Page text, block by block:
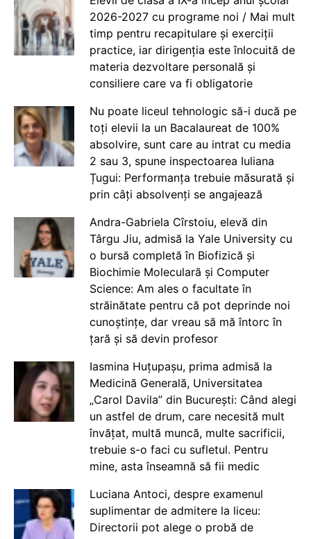
2026-2027 cu programe noi / Mai mult
timp pentru recapitulare și exerciții
practice, iar dirigenția este înlocuită de
materia dezvoltare personală și
consiliere care va fi obligatorie
Nu poate liceul tehnologic să-i ducă pe
toți elevii la un Bacalaureat de 100%
absolvire, sunt care au intrat cu media
2 sau 3, spune inspectoarea Iuliana
Țugui: Performanța trebuie măsurată și
prin câți absolvenți se angajează
Andra-Gabriela Cîrstoiu, elevă din
Târgu Jiu, admisă la Yale University cu
o bursă completă în Biofizică și
Biochimie Moleculară și Computer
Science: Am ales o facultate în
străinătate pentru că pot deprinde noi
cunoștințe, dar vreau să mă întorc în
țară și să devin profesor
Iasmina Huțupașu, prima admisă la
Medicină Generală, Universitatea
„Carol Davila” din București: Când alegi
un astfel de drum, care necesită mult
învățat, multă muncă, multe sacrificii,
trebuie s-o faci cu sufletul. Pentru
mine, asta înseamnă să fii medic
Luciana Antoci, despre examenul
suplimentar de admitere la liceu:
Directorii pot alege o probă de